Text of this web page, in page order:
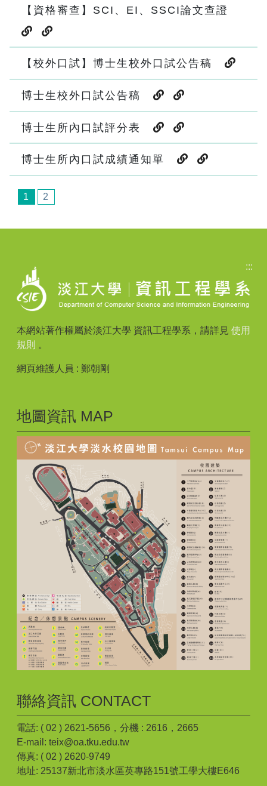
【資格審查】SCI、EI、SSCI論文查證
【校外口試】博士生校外口試公告稿
博士生校外口試公告稿
博士生所內口試評分表
博士生所內口試成績通知單
1 2
:::
本網站著作權屬於淡江大學 資訊工程學系，請詳見 使用
規則 。
網頁維護人員 : 鄭朝剛
地圖資訊 MAP
聯絡資訊 CONTACT
電話: ( 02 ) 2621-5656，分機 : 2616，2665
E-mail: teix@oa.tku.edu.tw
傳真: ( 02 ) 2620-9749
地址: 25137新北市淡水區英專路151號工學大樓E646